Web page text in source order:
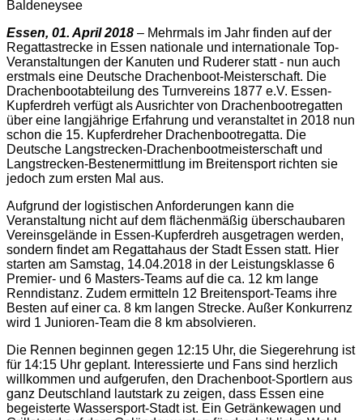
Baldeneysee
Essen, 01. April 2018 – Mehrmals im Jahr finden auf der
Regattastrecke in Essen nationale und internationale Top-
Veranstaltungen der Kanuten und Ruderer statt - nun auch
erstmals eine Deutsche Drachenboot-Meisterschaft. Die
Drachenbootabteilung des Turnvereins 1877 e.V. Essen-
Kupferdreh verfügt als Ausrichter von Drachenbootregatten
über eine langjährige Erfahrung und veranstaltet in 2018 nun
schon die 15. Kupferdreher Drachenbootregatta. Die
Deutsche Langstrecken-Drachenbootmeisterschaft und
Langstrecken-Bestenermittlung im Breitensport richten sie
jedoch zum ersten Mal aus.
Aufgrund der logistischen Anforderungen kann die
Veranstaltung nicht auf dem flächenmäßig überschaubaren
Vereinsgelände in Essen-Kupferdreh ausgetragen werden,
sondern findet am Regattahaus der Stadt Essen statt. Hier
starten am Samstag, 14.04.2018 in der Leistungsklasse 6
Premier- und 6 Masters-Teams auf die ca. 12 km lange
Renndistanz. Zudem ermitteln 12 Breitensport-Teams ihre
Besten auf einer ca. 8 km langen Strecke. Außer Konkurrenz
wird 1 Junioren-Team die 8 km absolvieren.
Die Rennen beginnen gegen 12:15 Uhr, die Siegerehrung ist
für 14:15 Uhr geplant. Interessierte und Fans sind herzlich
willkommen und aufgerufen, den Drachenboot-Sportlern aus
ganz Deutschland lautstark zu zeigen, dass Essen eine
begeisterte Wassersport-Stadt ist. Ein Getränkewagen und